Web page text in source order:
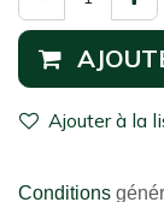
Ajouter à la
Conditions